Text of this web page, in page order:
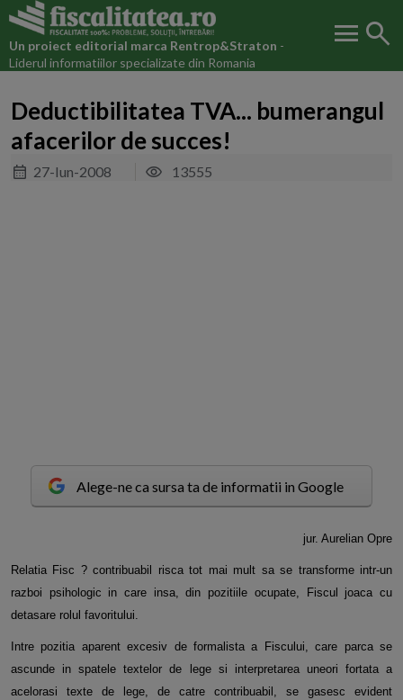
Un proiect editorial marca Rentrop&Straton -
Liderul informatiilor specializate din Romania
menu search
Deductibilitatea TVA... bumerangul
afacerilor de succes!
27-Iun-2008 13555
Alege-ne ca sursa ta de informatii in Google
jur. Aurelian Opre
Relatia Fisc ? contribuabil risca tot mai mult sa se transforme intr-un
razboi psihologic in care insa, din pozitiile ocupate, Fiscul joaca cu
detasare rolul favoritului.
Intre pozitia aparent excesiv de formalista a Fiscului, care parca se
ascunde in spatele textelor de lege si interpretarea uneori fortata a
acelorasi texte de lege, de catre contribuabil, se gasesc evident